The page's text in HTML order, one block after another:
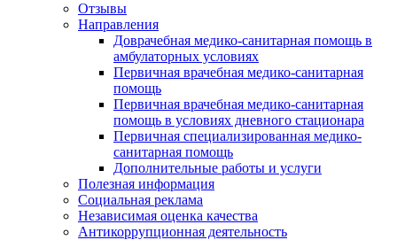
Отзывы
Направления
Доврачебная медико-санитарная помощь в
амбулаторных условиях
Первичная врачебная медико-санитарная
помощь
Первичная врачебная медико-санитарная
помощь в условиях дневного стационара
Первичная специализированная медико-
санитарная помощь
Дополнительные работы и услуги
Полезная информация
Социальная реклама
Независимая оценка качества
Антикоррупционная деятельность